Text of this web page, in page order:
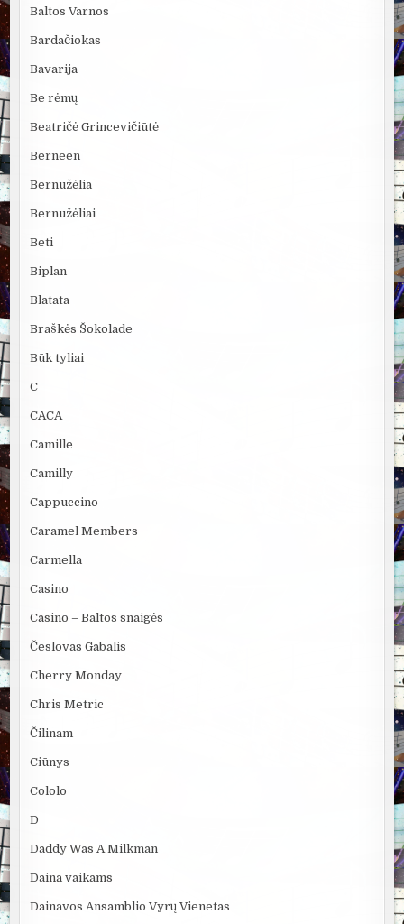
Baltos Varnos
Bardačiokas
Bavarija
Be rėmų
Beatričė Grincevičiūtė
Berneen
Bernužėlia
Bernužėliai
Beti
Biplan
Blatata
Braškės Šokolade
Būk tyliai
C
CACA
Camille
Camilly
Cappuccino
Caramel Members
Carmella
Casino
Casino – Baltos snaigės
Česlovas Gabalis
Cherry Monday
Chris Metric
Čilinam
Ciūnys
Cololo
D
Daddy Was A Milkman
Daina vaikams
Dainavos Ansamblio Vyrų Vienetas